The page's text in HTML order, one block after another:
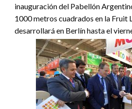
inauguración del Pabellón
1000 metros cuadrados en la Fruit
desarrollará en Berlín hasta el